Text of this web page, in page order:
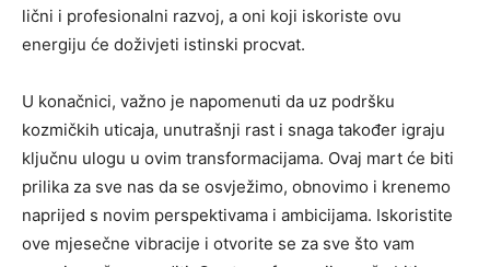
lični i profesionalni razvoj, a oni koji iskoriste ovu
energiju će doživjeti istinski procvat.
U konačnici, važno je napomenuti da uz podršku
kozmičkih uticaja, unutrašnji rast i snaga također igraju
ključnu ulogu u ovim transformacijama. Ovaj mart će biti
prilika za sve nas da se osvježimo, obnovimo i krenemo
naprijed s novim perspektivama i ambicijama. Iskoristite
ove mjesečne vibracije i otvorite se za sve što vam